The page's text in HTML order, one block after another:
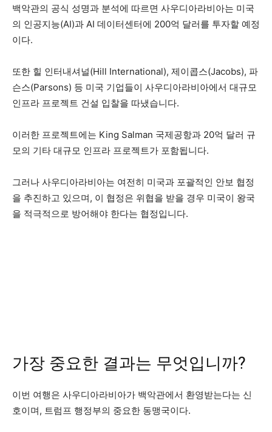
백악관의 공식 성명과 분석에 따르면 사우디아라비아는 미국
의 인공지능(AI)과 AI 데이터센터에 200억 달러를 투자할 예정
이다.
또한 힐 인터내셔널(Hill International), 제이콥스(Jacobs), 파
슨스(Parsons) 등 미국 기업들이 사우디아라비아에서 대규모
인프라 프로젝트 건설 입찰을 따냈습니다.
이러한 프로젝트에는 King Salman 국제공항과 20억 달러 규
모의 기타 대규모 인프라 프로젝트가 포함됩니다.
그러나 사우디아라비아는 여전히 미국과 포괄적인 안보 협정
을 추진하고 있으며, 이 협정은 위협을 받을 경우 미국이 왕국
을 적극적으로 방어해야 한다는 협정입니다.
가장 중요한 결과는 무엇입니까?
이번 여행은 사우디아라비아가 백악관에서 환영받는다는 신
호이며, 트럼프 행정부의 중요한 동맹국이다.